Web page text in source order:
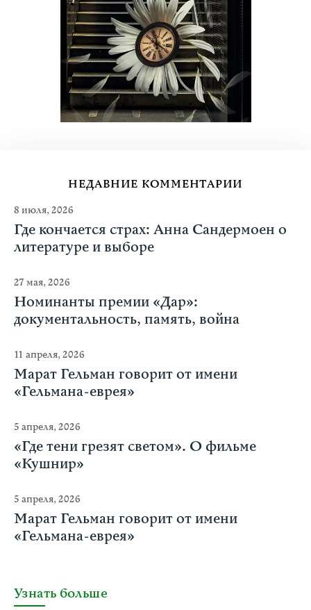
НЕДАВНИЕ КОММЕНТАРИИ
8 июля, 2026
Где кончается страх: Анна Сандермоен о
литературе и выборе
27 мая, 2026
Номинанты премии «Дар»:
документальность, память, война
11 апреля, 2026
Марат Гельман говорит от имени
«Гельмана-еврея»
5 апреля, 2026
«Где тени грезят светом». О фильме
«Кушнир»
5 апреля, 2026
Марат Гельман говорит от имени
«Гельмана-еврея»
Узнать больше